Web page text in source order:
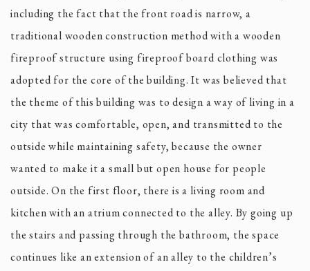
including the fact that the front road is narrow, a
traditional wooden construction method with a wooden
fireproof structure using fireproof board clothing was
adopted for the core of the building. It was believed that
the theme of this building was to design a way of living in a
city that was comfortable, open, and transmitted to the
outside while maintaining safety, because the owner
wanted to make it a small but open house for people
outside. On the first floor, there is a living room and
kitchen with an atrium connected to the alley. By going up
the stairs and passing through the bathroom, the space
continues like an extension of an alley to the children’s